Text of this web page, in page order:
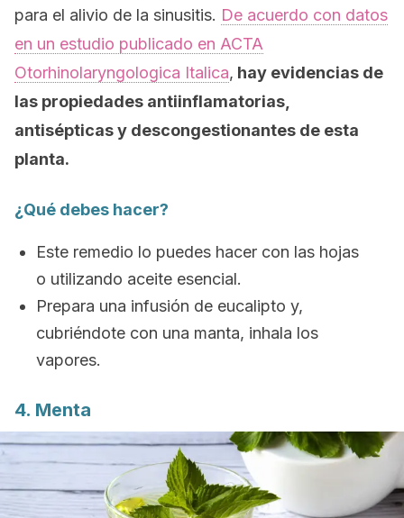
para el alivio de la sinusitis. De acuerdo con datos
en un estudio publicado en ACTA
Otorhinolaryngologica Italica, hay evidencias de
las propiedades antiinflamatorias,
antisépticas y descongestionantes de esta
planta.
¿Qué debes hacer?
Este remedio lo puedes hacer con las hojas
o utilizando aceite esencial.
Prepara una infusión de eucalipto y,
cubriéndote con una manta, inhala los
vapores.
4. Menta